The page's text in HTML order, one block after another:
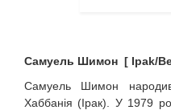
Самуель Шимон [ Ipak/
Самуель Шимон
Хаббанія (Ірак). У 1979